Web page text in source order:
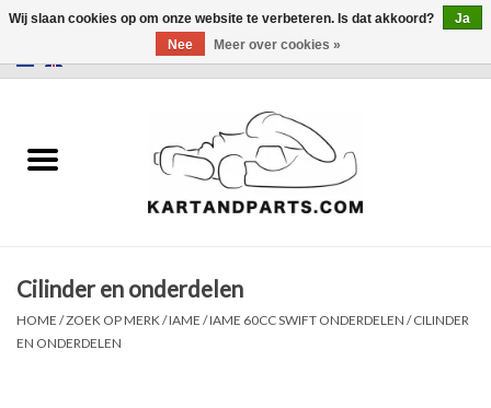
Sale
Kart Onderdelen
Laptimer
Cilinder en onderdelen
HOME /ZOEK OP MERK /IAME /IAME 60CC SWIFT ONDERDELEN /CILINDER
EN ONDERDELEN
Wij slaan cookies op om onze website te verbeteren. Is dat akkoord?
Ja
Nee
Meer over cookies »